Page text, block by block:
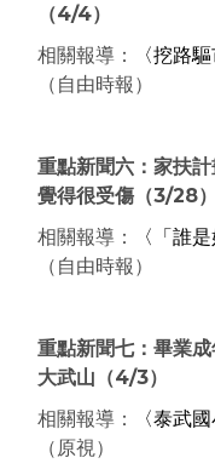
（4/4）
相關報導：
〈挖路
（自由時報）
重點新聞六：家扶
覺得很受傷 （3/28）
相關報導：
〈「誰
（自由時報）
重點新聞七：畢業
大武山 （4/3）
相關報導：
〈泰武
（原視）